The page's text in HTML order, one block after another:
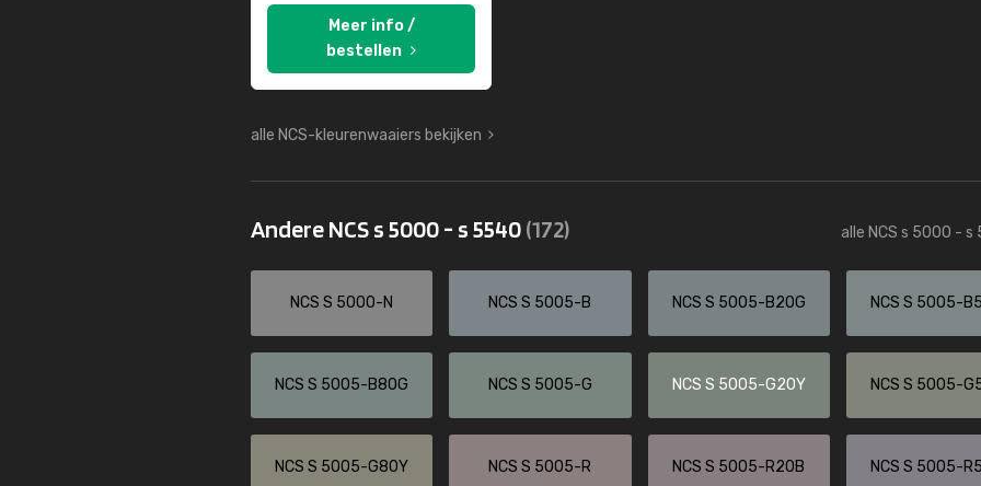
Meer info /
bestellen
alle NCS-kleurenwaaiers bekijken
Andere NCS s 5000 - s 5540(172) alle NCS s 5000 - s
NCS S 5000-N NCS S 5005-B NCS S 5005-B20G NCS S 5005-
NCS S 5005-B80G NCS S 5005-G NCS S 5005-G20Y NCS S 5005-
NCS S 5005-G80Y NCS S 5005-R NCS S 5005-R20B NCS S 5005-